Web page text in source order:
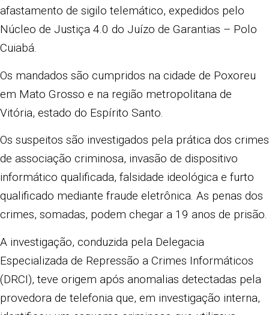
afastamento de sigilo telemático, expedidos pelo
Núcleo de Justiça 4.0 do Juízo de Garantias – Polo
Cuiabá.
Os mandados são cumpridos na cidade de Poxoreu
em Mato Grosso e na região metropolitana de
Vitória, estado do Espírito Santo.
Os suspeitos são investigados pela prática dos crimes
de associação criminosa, invasão de dispositivo
informático qualificada, falsidade ideológica e furto
qualificado mediante fraude eletrônica. As penas dos
crimes, somadas, podem chegar a 19 anos de prisão.
A investigação, conduzida pela Delegacia
Especializada de Repressão a Crimes Informáticos
(DRCI), teve origem após anomalias detectadas pela
provedora de telefonia que, em investigação interna,